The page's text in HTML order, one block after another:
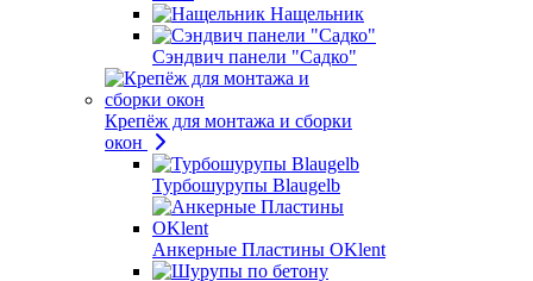
Нащельник
Сэндвич панели "Садко"
Крепёж для монтажа и сборки
окон
Турбошурупы Blaugelb
Анкерные Пластины OKlent